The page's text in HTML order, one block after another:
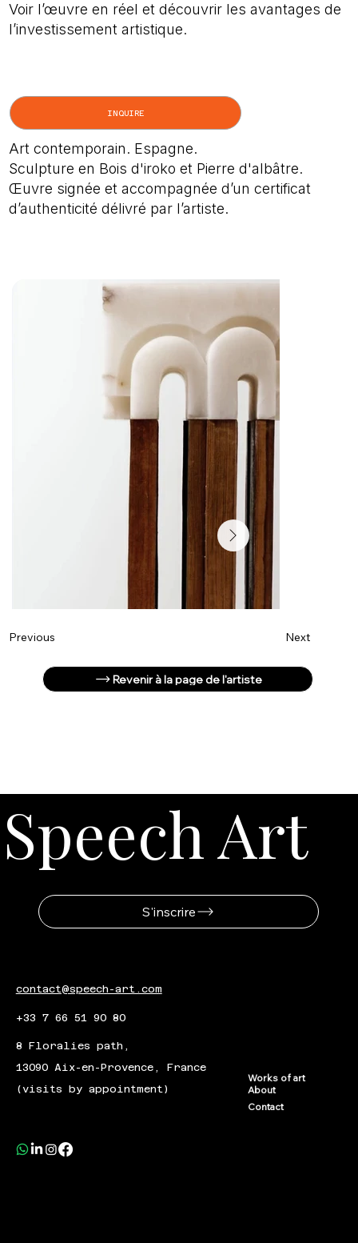
Voir l’œuvre en réel et découvrir les avantages de
l’investissement artistique.
INQUIRE
Art contemporain. Espagne.
Sculpture en Bois d'iroko et Pierre d'albâtre.
Œuvre signée et accompagnée d’un certificat
d’authenticité délivré par l’artiste.
Previous Next
Revenir à la page de l'artiste
Speech Art
contact@speech-art.com
+33 7 66 51 90 80
8 Floralies path,
13090 Aix-en-Provence, France
(visits by appointment)
Works of art
About
Contact
S'inscrire